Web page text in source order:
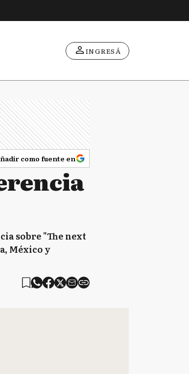
INGRESÁ
como fuente en
sobre "The next
México y